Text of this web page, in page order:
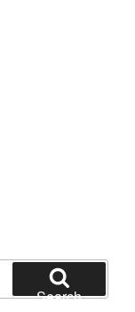
Search